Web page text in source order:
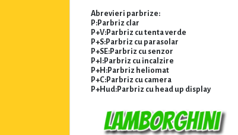
Abrevieri parbrize:
P:Parbriz clar
P+V:Parbriz cu tenta verde
P+S:Parbriz cu parasolar
P+SE:Parbriz cu senzor
P+I:Parbriz cu incalzire
P+H:Parbriz heliomat
P+C:Parbriz cu camera
P+Hud:Parbriz cu head up display